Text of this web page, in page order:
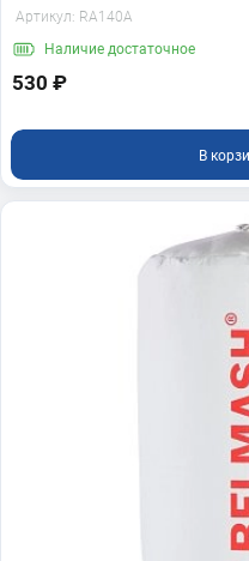
Артикул: RA140A
Наличие достаточное
530 ₽
В